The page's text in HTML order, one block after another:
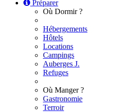
Préparer
Où Dormir ?
Hébergements
Hôtels
Locations
Campings
Auberges J.
Refuges
Où Manger ?
Gastronomie
Terroir